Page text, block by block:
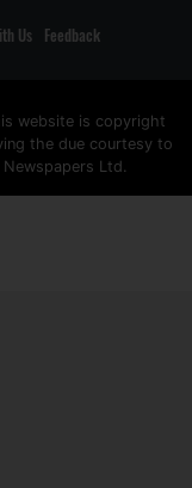
Us Feedback
website is copyright
the due courtesy to
Ltd.